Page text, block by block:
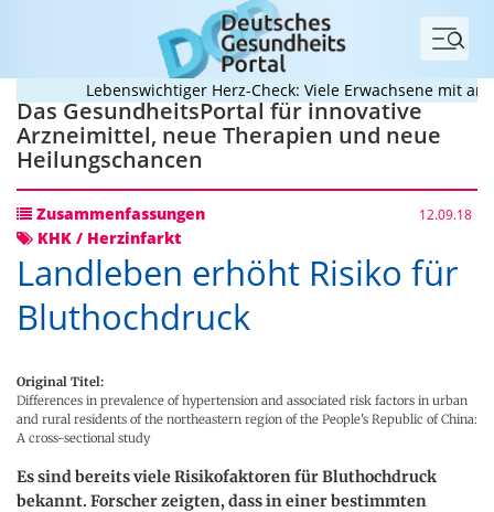
Menü
Lebenswichtiger Herz-Check: Viele Erwachsene mit
Das GesundheitsPortal für innovative
Arzneimittel, neue Therapien und neue
Heilungschancen
Zusammenfassungen 12.09.18
KHK / Herzinfarkt
Landleben erhöht Risiko für
Bluthochdruck
Original Titel:
Differences in prevalence of hypertension and associated risk factors in urban
and rural residents of the northeastern region of the People's Republic of China:
A cross-sectional study
Es sind bereits viele Risikofaktoren für Bluthochdruck
bekannt. Forscher zeigten, dass in einer bestimmten